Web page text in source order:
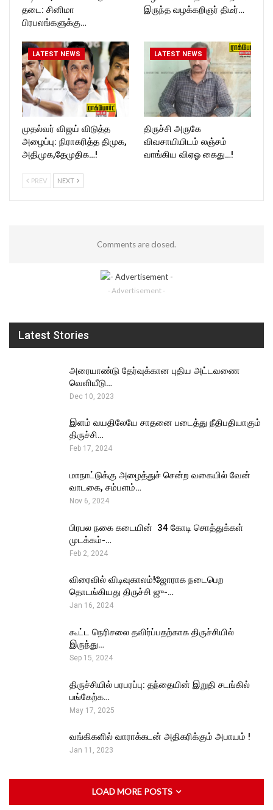
தடை: சினிமா
பிரபலங்களுக்கு…
இருந்த வழக்கறிஞர் திடீர்…
LATEST NEWS
முதல்வர் விஜய் விடுத்த
அழைப்பு: நிராகரித்த திமுக,
அதிமுக,தேமுதிக…!
LATEST NEWS
திருச்சி அருகே
விவசாயியிடம் லஞ்சம்
வாங்கிய விஏஓ கைது…!
PREV NEXT
Comments are closed.
- Advertisement -
Latest Stories
அரையாண்டு தேர்வுக்கான புதிய அட்டவணை
வெளியீடு…
Dec 10, 2023
இளம் வயதிலேயே சாதனை படைத்து நீதிபதியாகும்
திருச்சி…
Feb 17, 2024
மாநாட்டுக்கு அழைத்துச் சென்ற வகையில் வேன்
வாடகை, சம்பளம்…
Nov 6, 2024
பிரபல நகை கடையின் ₹ 34 கோடி சொத்துக்கள்
முடக்கம்-…
Feb 2, 2024
விரைவில் விடிவுகாலம்!ஜோராக நடைபெற
தொடங்கியது திருச்சி ஜு-…
Jan 16, 2024
கூட்ட நெரிசலை தவிர்ப்பதற்காக திருச்சியில்
இருந்து…
Sep 15, 2024
திருச்சியில் பரபரப்பு: தந்தையின் இறுதி சடங்கில்
பங்கேற்க…
May 17, 2025
வங்கிகளில் வாராக்கடன் அதிகரிக்கும் அபாயம் !
Jan 11, 2023
LOAD MORE POSTS